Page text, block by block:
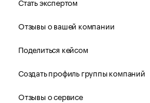
Отзывы о вашей компании
Поделиться кейсом
Создать профиль группы компаний
Отзывы о сервисе